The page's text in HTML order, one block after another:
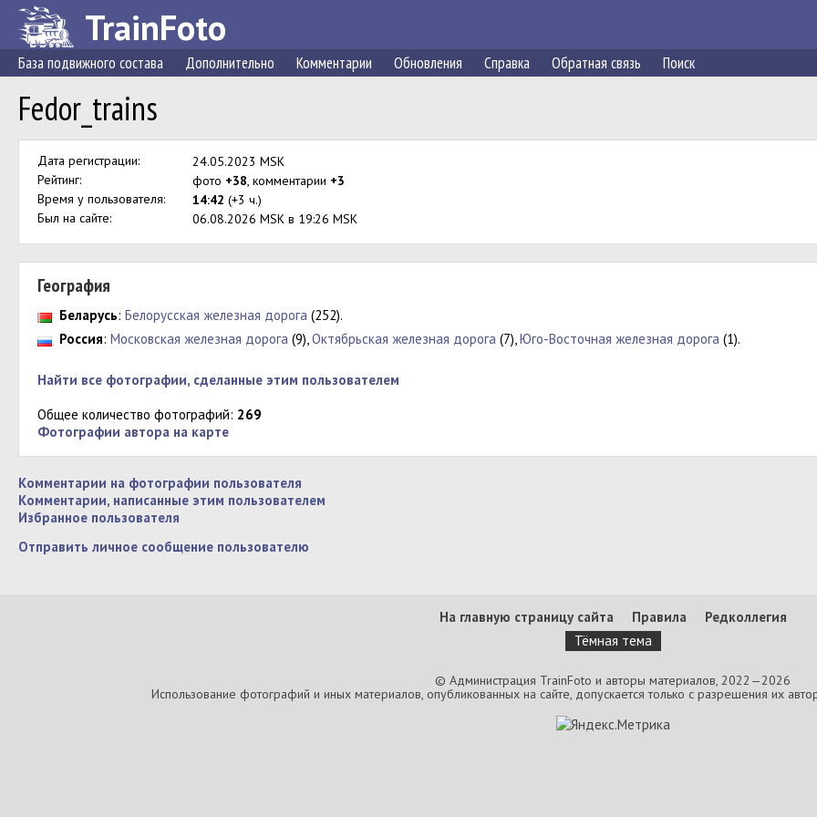
TrainFoto
База подвижного состава Дополнительно Комментарии Обновления Справка Обратная связь Поиск
Fedor_trains
Дата регистрации:
24.05.2023 MSK
Рейтинг:
фото +38, комментарии +3
Время у пользователя:
14:42 (+3 ч.)
Был на сайте:
06.08.2026 MSK в 19:26 MSK
География
Беларусь: Белорусская железная дорога (252).
Россия: Московская железная дорога (9),Октябрьская железная дорога (7),Юго-Восточная железная дорога (1).
Найти все фотографии, сделанные этим пользователем
Общее количество фотографий: 269
Фотографии автора на карте
Комментарии на фотографии пользователя
Комментарии, написанные этим пользователем
Избранное пользователя
Отправить личное сообщение пользователю
На главную страницу сайта Правила
Редколлегия
Тёмная тема
© Администрация TrainFoto и авторы материалов, 2022—2026
Использование фотографий и иных материалов, опубликованных на сайте, допускается только с разрешения их